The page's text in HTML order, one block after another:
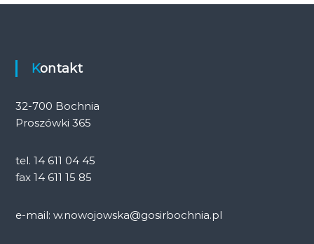
Kontakt
32-700 Bochnia
Proszówki 365
tel. 14 611 04 45
fax 14 611 15 85
e-mail: w.nowojowska@gosirbochnia.pl